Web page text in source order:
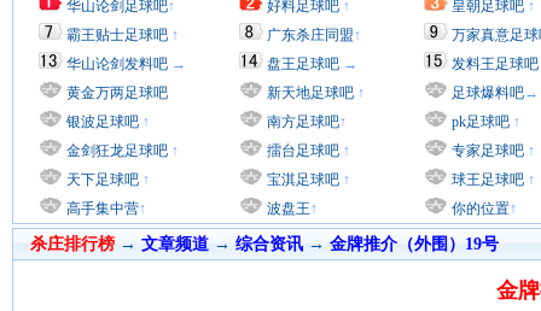
华山论剑足球吧↑
霸王贴士足球吧 ↑
华山论剑发料吧 →
黄金万两足球吧
银波足球吧 ↑
金剑狂龙足球吧 ↑
天下足球吧 ↑
高手集中营↑
好料足球吧 ↑
广东杀庄同盟↑
盘王足球吧 →
新天地足球吧 ↑
南方足球吧↑
擂台足球吧 ↑
宝淇足球吧 ↑
波盘王↑
皇朝足球吧 ↑
万家真意足
发料王足球吧
足球爆料吧→
pk足球吧 ↑
专家足球吧 ↑
球王足球吧 ↑
你的位置↑
杀庄排行榜 → 文章频道→ 综合资讯 → 金牌推介（外围）19号
金